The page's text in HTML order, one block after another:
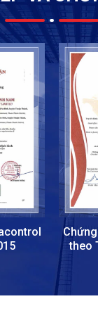
theo